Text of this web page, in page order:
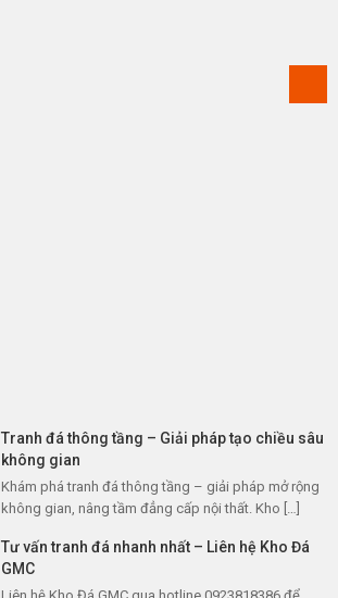
Tranh đá thông tầng – Giải pháp tạo chiều sâu
không gian
Khám phá tranh đá thông tầng – giải pháp mở rộng
không gian, nâng tầm đẳng cấp nội thất. Kho […]
Tư vấn tranh đá nhanh nhất – Liên hệ Kho Đá
GMC